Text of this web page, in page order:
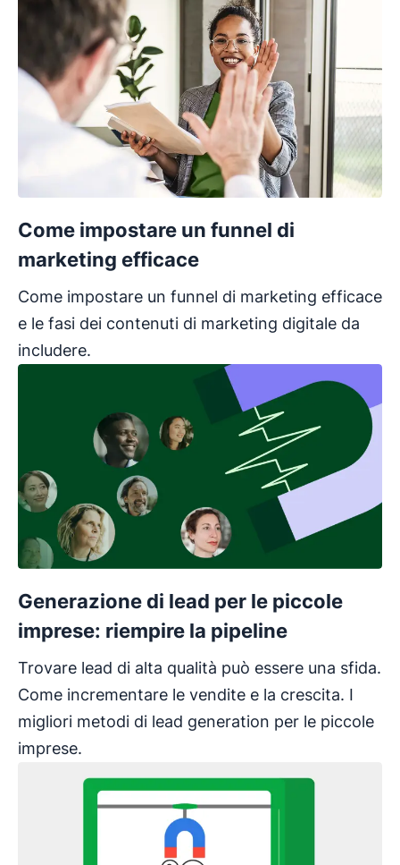
Come impostare un funnel di
marketing efficace
Come impostare un funnel di marketing efficace
e le fasi dei contenuti di marketing digitale da
includere.
Generazione di lead per le piccole
imprese: riempire la pipeline
Trovare lead di alta qualità può essere una sfida.
Come incrementare le vendite e la crescita. I
migliori metodi di lead generation per le piccole
imprese.